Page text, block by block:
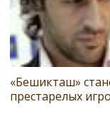
«Бешикташ»
престарелых